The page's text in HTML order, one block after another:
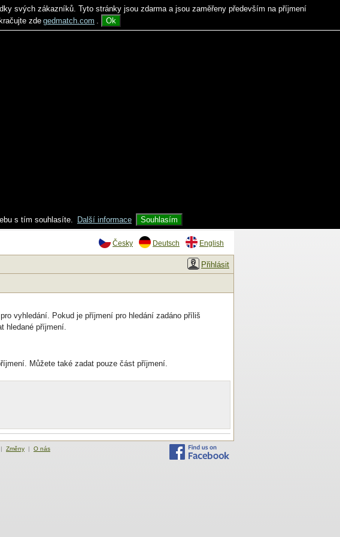
svých zákazníků. Tyto stránky jsou zdarma a jsou zaměřeny především na příjmení
zde gedmatch.com . Ok
s tím souhlasíte. Další informace Souhlasím
Česky Deutsch English
Přihlásit
vyhledání. Pokud je příjmení pro hledání zadáno příliš
hledané příjmení.
Můžete také zadat pouze část příjmení.
| Změny | O nás